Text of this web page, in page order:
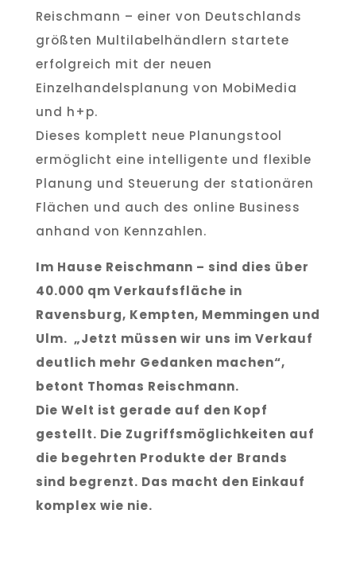
Reischmann – einer von Deutschlands
größten Multilabelhändlern startete
erfolgreich mit der neuen
Einzelhandelsplanung von MobiMedia
und h+p.
Dieses komplett neue Planungstool
ermöglicht eine intelligente und flexible
Planung und Steuerung der stationären
Flächen und auch des online Business
anhand von Kennzahlen.
Im Hause Reischmann – sind dies über
40.000 qm Verkaufsfläche in
Ravensburg, Kempten, Memmingen und
Ulm. „Jetzt müssen wir uns im Verkauf
deutlich mehr Gedanken machen“,
betont Thomas Reischmann.
Die Welt ist gerade auf den Kopf
gestellt. Die Zugriffsmöglichkeiten auf
die begehrten Produkte der Brands
sind begrenzt. Das macht den Einkauf
komplex wie nie.